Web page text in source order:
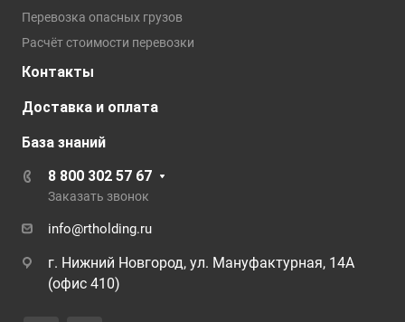
Перевозка опасных грузов
Расчёт стоимости перевозки
Контакты
Доставка и оплата
База знаний
8 800 302 57 67
Заказать звонок
info@rtholding.ru
г. Нижний Новгород, ул. Мануфактурная, 14А
(офис 410)